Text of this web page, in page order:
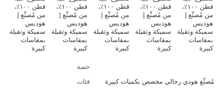
حصة
فئات
مُصنِّع هودي رجالي مخصص بكميات كبيرة